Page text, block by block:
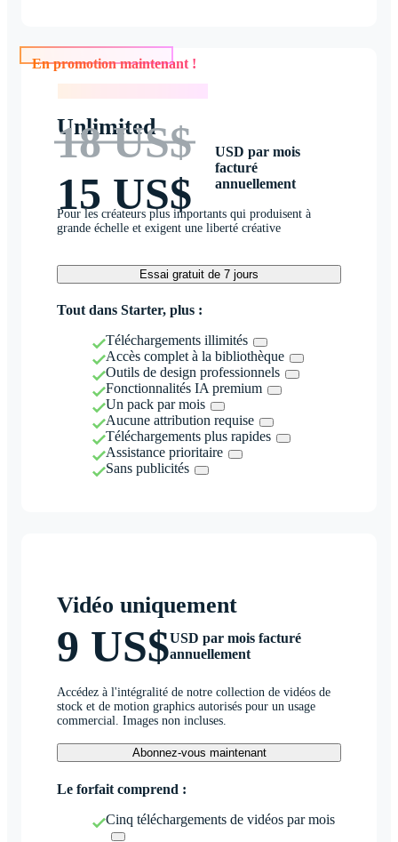
En promotion maintenant !
Unlimited
18 US$
15 US$
USD par mois
facturé
annuellement
Pour les créateurs plus importants qui produisent à
grande échelle et exigent une liberté créative
Essai gratuit de 7 jours
Tout dans Starter, plus :
Téléchargements illimités
Accès complet à la bibliothèque
Outils de design professionnels
Fonctionnalités IA premium
Un pack par mois
Aucune attribution requise
Téléchargements plus rapides
Assistance prioritaire
Sans publicités
Vidéo uniquement
9 US$USD par mois facturé
annuellement
Accédez à l'intégralité de notre collection de vidéos de
stock et de motion graphics autorisés pour un usage
commercial. Images non incluses.
Abonnez-vous maintenant
Le forfait comprend :
Cinq téléchargements de vidéos par mois